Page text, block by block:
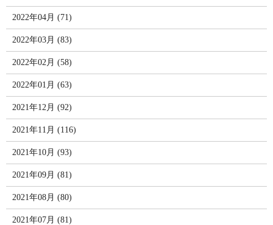
2022年04月 (71)
2022年03月 (83)
2022年02月 (58)
2022年01月 (63)
2021年12月 (92)
2021年11月 (116)
2021年10月 (93)
2021年09月 (81)
2021年08月 (80)
2021年07月 (81)